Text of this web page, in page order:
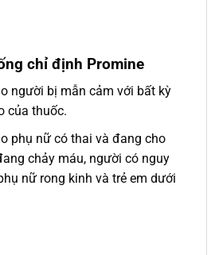
chỉ định Promine
người bị mẫn cảm với bất kỳ
của thuốc.
phụ nữ có thai và đang cho
chảy máu, người có nguy
nữ rong kinh và trẻ em dưới